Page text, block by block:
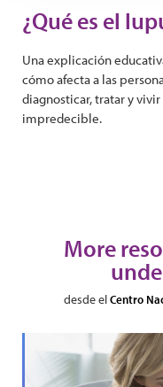
¿Qué es el
Una explicación
cómo afecta a las
diagnosticar, tratar y
impredecible.
More
desde elCentro